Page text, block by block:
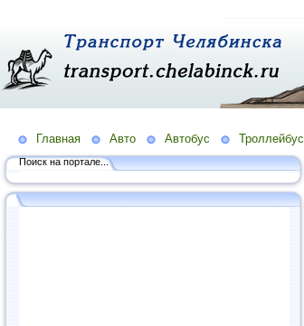
Главная Авто Автобус Троллейбус
Поиск на портале...